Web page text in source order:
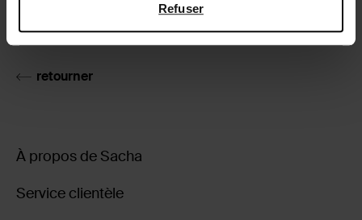
Refuser
retourner
À propos de Sacha
Service clientèle